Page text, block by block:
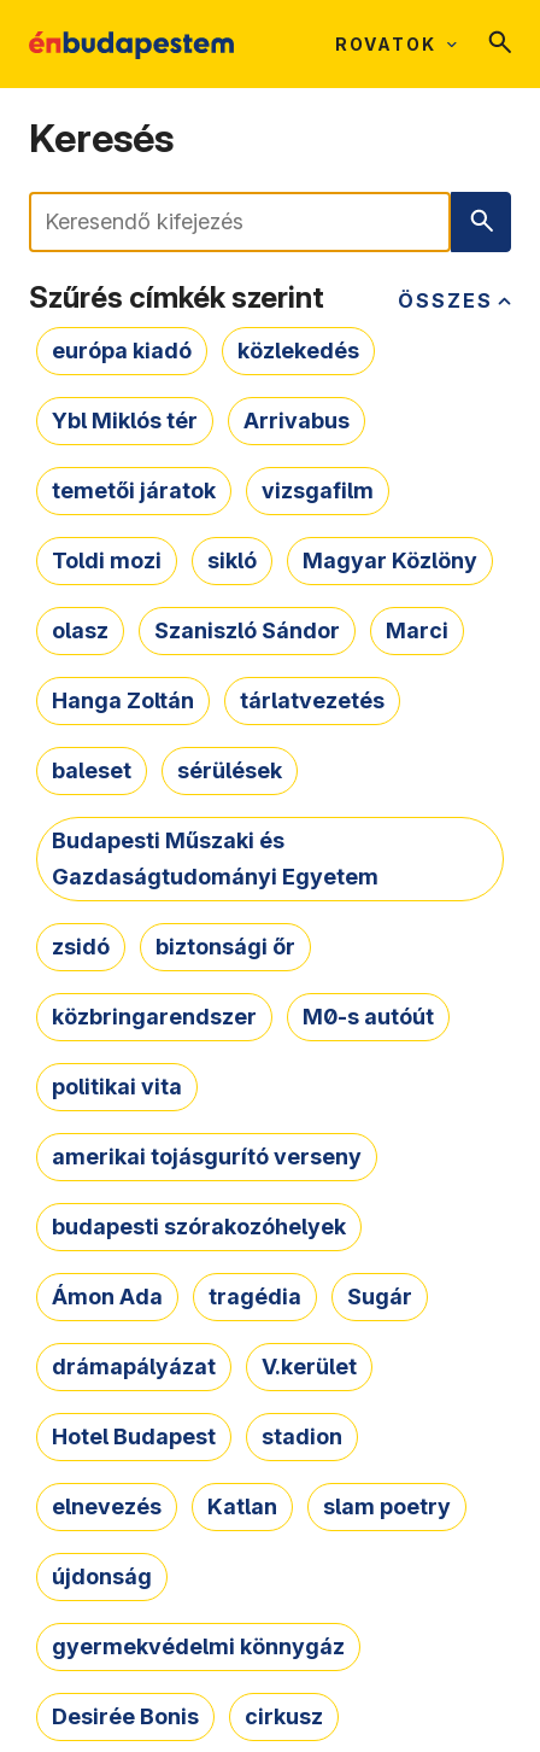
ROVATOK
Keresés
Keresés
ÖSSZES
Szűrés címkék szerint
európa kiadó közlekedés
Ybl Miklós tér Arrivabus
temetői járatok vizsgafilm
Toldi mozi sikló Magyar Közlöny
olasz Szaniszló Sándor Marci
Hanga Zoltán tárlatvezetés
baleset sérülések
Budapesti Műszaki és
Gazdaságtudományi Egyetem
zsidó biztonsági őr
közbringarendszer M0-s autóút
politikai vita
amerikai tojásgurító verseny
budapesti szórakozóhelyek
Ámon Ada tragédia Sugár
drámapályázat V.kerület
Hotel Budapest stadion
elnevezés Katlan slam poetry
újdonság
gyermekvédelmi könnygáz
Desirée Bonis cirkusz